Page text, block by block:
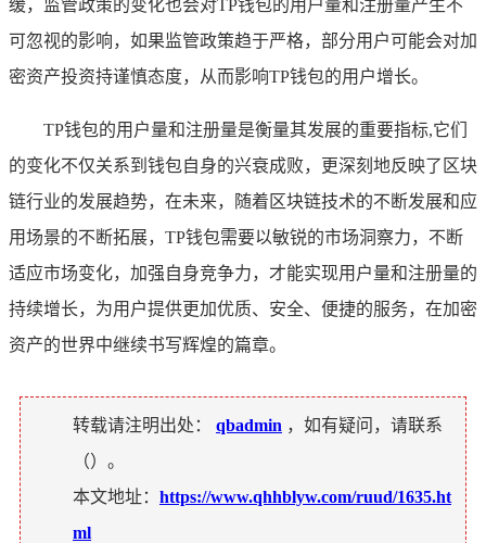
缓，监管政策的变化也会对TP钱包的用户量和注册量产生不
可忽视的影响，如果监管政策趋于严格，部分用户可能会对加
密资产投资持谨慎态度，从而影响TP钱包的用户增长。
TP钱包的用户量和注册量是衡量其发展的重要指标,它们
的变化不仅关系到钱包自身的兴衰成败，更深刻地反映了区块
链行业的发展趋势，在未来，随着区块链技术的不断发展和应
用场景的不断拓展，TP钱包需要以敏锐的市场洞察力，不断
适应市场变化，加强自身竞争力，才能实现用户量和注册量的
持续增长，为用户提供更加优质、安全、便捷的服务，在加密
资产的世界中继续书写辉煌的篇章。
转载请注明出处： qbadmin ，如有疑问，请联系
（）。
本文地址： https://www.qhhblyw.com/ruud/1635.ht
ml